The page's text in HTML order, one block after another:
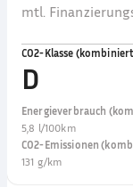
mtl.
CO2-Klasse
D
Energieverbrauch
5,8 l/100km
CO2-Emissionen
131 g/km